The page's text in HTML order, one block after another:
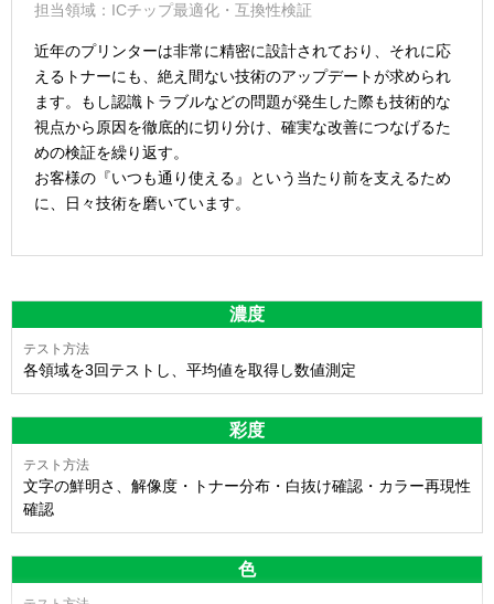
担当領域：ICチップ最適化・互換性検証
近年のプリンターは非常に精密に設計されており、それに応
えるトナーにも、絶え間ない技術のアップデートが求められ
ます。もし認識トラブルなどの問題が発生した際も技術的な
視点から原因を徹底的に切り分け、確実な改善につなげるた
めの検証を繰り返す。
お客様の『いつも通り使える』という当たり前を支えるため
に、日々技術を磨いています。
濃度
各領域を3回テストし、平均値を取得し数値測定
彩度
文字の鮮明さ、解像度・トナー分布・白抜け確認・カラー再現性
確認
色